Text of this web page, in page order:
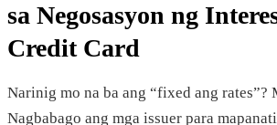
sa Negosasyon ng
Credit Card
Narinig mo na ba ang “fixed ang rates”?
Nagbabago ang mga issuer para